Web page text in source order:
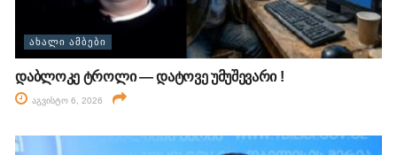
ᲐᲮᲐᲚᲘ ᲐᲛᲑᲔᲑᲘ
დაბლოკე ტროლი — დატოვე უმუშევარი !
აგვისტო 6, 2026